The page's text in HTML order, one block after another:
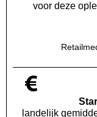
voor deze
landelijk